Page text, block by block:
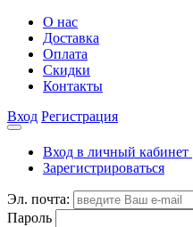
О нас
Доставка
Оплата
Скидки
Контакты
Вход Регистрация
Вход в личный кабинет
Зарегистрироваться
Эл. почта:
Пароль